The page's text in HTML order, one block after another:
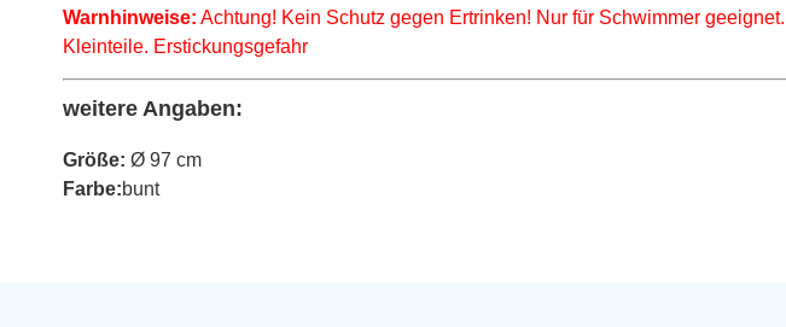
Warnhinweise: Achtung! Kein Schutz gegen Ertrinken! Nur für Schwimmer
Kleinteile. Erstickungsgefahr
weitere Angaben:
Größe: Ø 97 cm
Farbe:bunt